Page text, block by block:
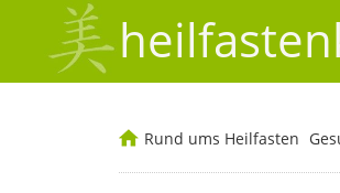
Rund ums Heilfasten